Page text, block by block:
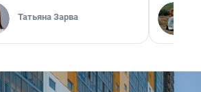
Татьяна Зарва